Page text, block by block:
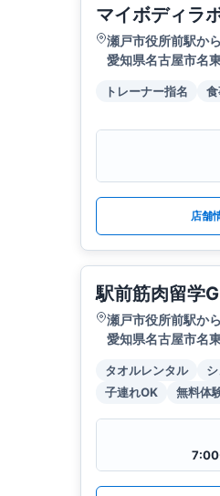
マイボディラ
瀬戸市役所前駅か
愛知県名古屋市名
トレーナー指名
店舗
駅前筋肉留学
瀬戸市役所前駅か
愛知県名古屋市名
タオルレンタル
子連れOK
無料体
7:00